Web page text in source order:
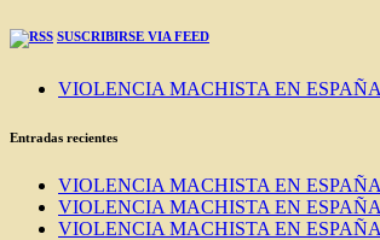
SUSCRIBIRSE VIA FEED
VIOLENCIA MACHISTA EN
Entradas recientes
VIOLENCIA MACHISTA EN
VIOLENCIA MACHISTA EN
VIOLENCIA MACHISTA EN ESPAÑA.